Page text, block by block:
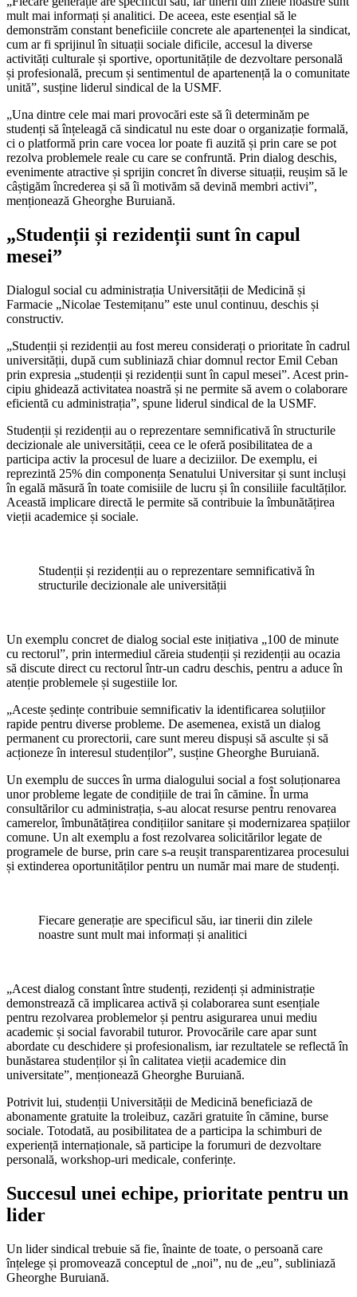
mult mai informați și analitici. De aceea, este esențial să le
demonstrăm constant beneficiile con­crete ale apartenenței la sindicat,
cum ar fi sprijinul în situații sociale dificile, acce­sul la diverse
activități culturale și sporti­ve, oportunitățile de dezvoltare personală
și profesională, precum și sentimentul de apartenență la o comunitate
unită”, susține liderul sindical de la USMF.
„Una dintre cele mai mari provocări este să îi determinăm pe
studenți să înțeleagă că sindicatul nu este doar o organizație forma­lă,
ci o platformă prin care vocea lor poate fi auzită și prin care se pot
rezolva proble­mele reale cu care se confruntă. Prin dialog deschis,
evenimente atractive și sprijin concret în diverse situații, reușim să le
câștigăm încrederea și să îi motivăm să de­vină membri activi”,
menționează Gheorghe Buruiană.
„Studenții și rezidenții sunt în capul
mesei”
Dialogul social cu administrația Universității de Medicină și
Farmacie „Nicolae Testemițanu” este unul continuu, deschis și
constructiv.
„Studenții și rezidenții au fost mereu considerați o prioritate în cadrul
universității, după cum subliniază chiar domnul rector Emil Ceban
prin expresia „studenții și rezidenții sunt în capul mesei”. Acest prin­
cipiu ghidează activitatea noastră și ne permite să avem o colaborare
eficientă cu administrația”, spune liderul sindical de la USMF.
Studenții și rezidenții au o reprezentare semnificativă în structurile
decizionale ale universității, ceea ce le oferă posibilitatea de a
participa activ la procesul de luare a de­ciziilor. De exemplu, ei
reprezintă 25% din componența Senatului Universitar și sunt incluși
în egală măsură în toate comisiile de lucru și în consiliile facultăților.
Această implicare directă le permite să contribuie la îmbunătățirea
vieții academice și sociale.
Studenții și rezidenții au o reprezentare semnificativă în
structurile decizionale ale universității
Un exemplu concret de dialog social este inițiativa „100 de minute
cu rectorul”, prin intermediul căreia studenții și rezidenții au ocazia
să discute direct cu rectorul într-un cadru deschis, pentru a aduce în
atenție pro­blemele și sugestiile lor.
„Aceste ședințe contribuie semnificativ la identificarea soluțiilor
rapide pentru diverse probleme. De asemenea, există un dialog
permanent cu prorectorii, care sunt mereu dispuși să asculte și să
acționeze în interesul studenților”, susține Gheorghe Buruiană.
Un exemplu de succes în urma dialogu­lui social a fost soluționarea
unor proble­me legate de condițiile de trai în cămine. În urma
consultărilor cu administrația, s-au alocat resurse pentru renovarea
camerelor, îmbunătățirea condițiilor sanitare și moderni­zarea spațiilor
comune. Un alt exemplu a fost rezolvarea solicitărilor legate de
programele de burse, prin care s-a reușit transparentiza­rea procesului
și extinderea oportunităților pentru un număr mai mare de studenți.
Fiecare generație are specificul său, iar tinerii din zilele
noastre sunt mult mai informați și analitici
„Acest dialog constant între studenți, rezidenți și administrație
demonstrează că implicarea activă și colaborarea sunt esențiale
pentru rezolvarea problemelor și pen­tru asigurarea unui mediu
academic și so­cial favorabil tuturor. Provocările care apar sunt
abordate cu deschidere și profesiona­lism, iar rezultatele se reflectă în
bunăstarea studenților și în calitatea vieții academi­ce din
universitate”, menționează Gheorghe Buruiană.
Potrivit lui, studenții Universității de Me­dicină beneficiază de
abonamente gratuite la troleibuz, cazări gratuite în cămine, burse
sociale. Totodată, au posibilitatea de a partici­pa la schimburi de
experiență internaționale, să participe la forumuri de dezvoltare
perso­nală, workshop-uri medicale, conferințe.
Succesul unei echipe, prioritate pentru un
lider
Un lider sindical trebuie să fie, înainte de toate, o persoană care
înțelege și promovează conceptul de „noi”, nu de „eu”, subli­niază
Gheorghe Buruiană.